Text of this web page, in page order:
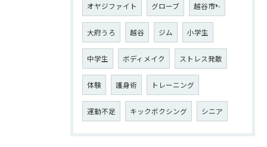
オヤジファイト グローブ 越谷市+-
大府うろ 越谷 ジム 小学生
中学生 ボディメイク ストレス発散
体験 護身術 トレーニング
運動不足 キックボクシング シニア